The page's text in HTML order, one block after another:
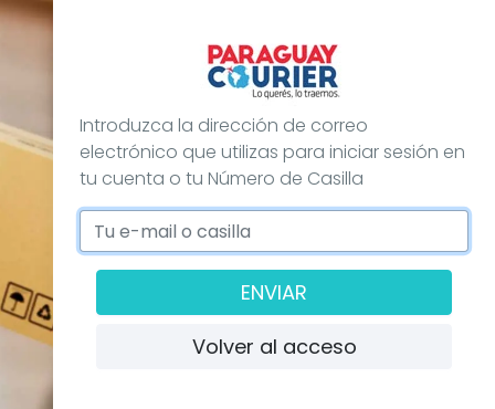
Introduzca la dirección de correo
electrónico que utilizas para iniciar sesión en
tu cuenta o tu Número de Casilla
ENVIAR
Volver al acceso